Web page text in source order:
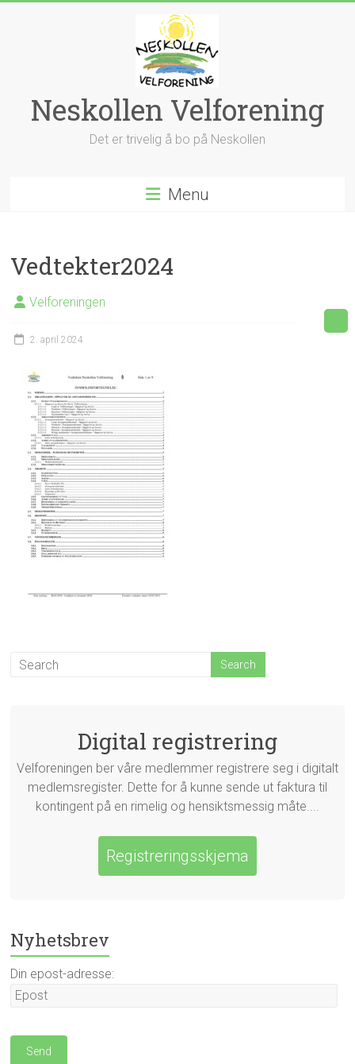
Neskollen Velforening
Det er trivelig å bo på Neskollen
Menu
Vedtekter2024
Velforeningen
2. april 2024
Digital registrering
Velforeningen ber våre medlemmer registrere seg i digitalt
medlemsregister. Dette for å kunne sende ut faktura til
kontingent på en rimelig og hensiktsmessig måte....
Registreringsskjema
Nyhetsbrev
Din epost-adresse: